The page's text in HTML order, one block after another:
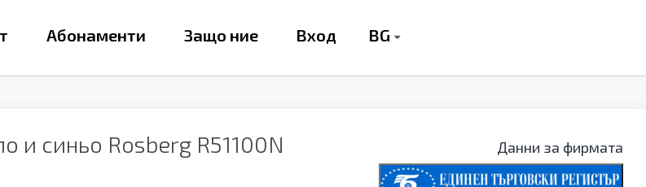
Абонаменти Защо ние Вход BG
и синьо Rosberg R51100N Данни за фирмата